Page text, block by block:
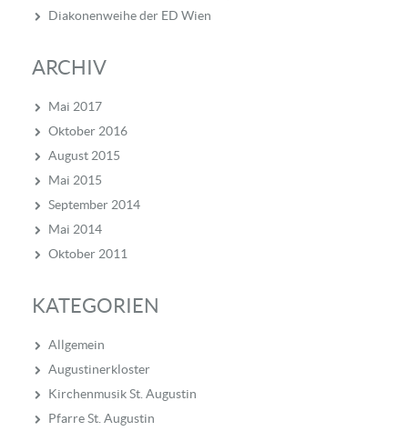
Diakonenweihe der ED Wien
ARCHIV
Mai 2017
Oktober 2016
August 2015
Mai 2015
September 2014
Mai 2014
Oktober 2011
KATEGORIEN
Allgemein
Augustinerkloster
Kirchenmusik St. Augustin
Pfarre St. Augustin